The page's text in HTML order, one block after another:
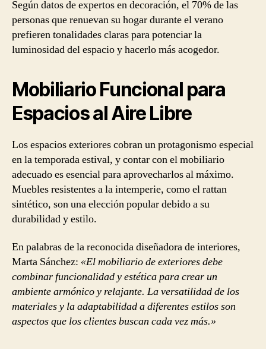
Según datos de expertos en decoración, el 70% de las
personas que renuevan su hogar durante el verano
prefieren tonalidades claras para potenciar la
luminosidad del espacio y hacerlo más acogedor.
Mobiliario Funcional para
Espacios al Aire Libre
Los espacios exteriores cobran un protagonismo especial
en la temporada estival, y contar con el mobiliario
adecuado es esencial para aprovecharlos al máximo.
Muebles resistentes a la intemperie, como el rattan
sintético, son una elección popular debido a su
durabilidad y estilo.
En palabras de la reconocida diseñadora de interiores,
Marta Sánchez: «El mobiliario de exteriores debe
combinar funcionalidad y estética para crear un
ambiente armónico y relajante. La versatilidad de los
materiales y la adaptabilidad a diferentes estilos son
aspectos que los clientes buscan cada vez más.»